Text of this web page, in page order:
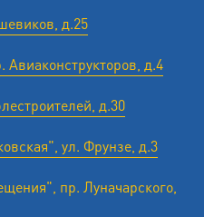
д.25
д.4
д.30
ул. Фрунзе, д.3
пр. Луначарского,